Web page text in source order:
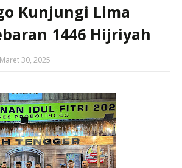
Kunjungi Lima
1446 Hijriyah
30, 2025